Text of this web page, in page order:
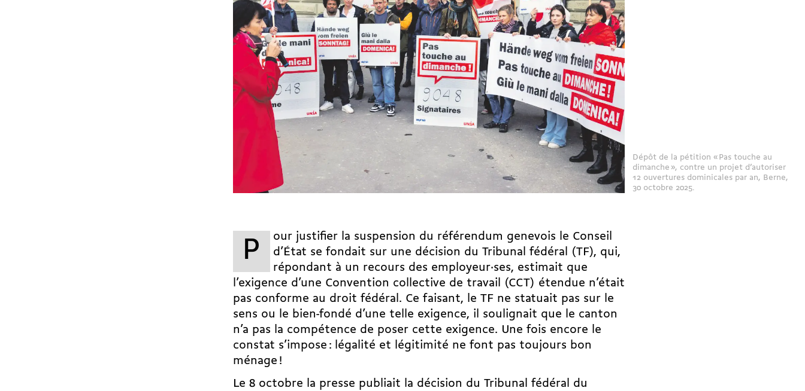
Dépôt de la pétition « Pas touche au
dimanche », contre un projet d’autoriser
12 ouvertures dominicales par an, Berne,
30 octobre 2025.
P
our justifier la suspension du référendum genevois le Conseil
d’État se fondait sur une décision du Tribunal fédéral (TF), qui,
répondant à un recours des employeur·ses, estimait que
l’exigence d’une Convention collective de travail (CCT) étendue n’était
pas conforme au droit fédéral. Ce faisant, le TF ne statuait pas sur le
sens ou le bien-fondé d’une telle exigence, il soulignait que le canton
n’a pas la compétence de poser cette exigence. Une fois encore le
constat s’impose : légalité et légitimité ne font pas toujours bon
ménage !
Le 8 octobre la presse publiait la décision du Tribunal fédéral du